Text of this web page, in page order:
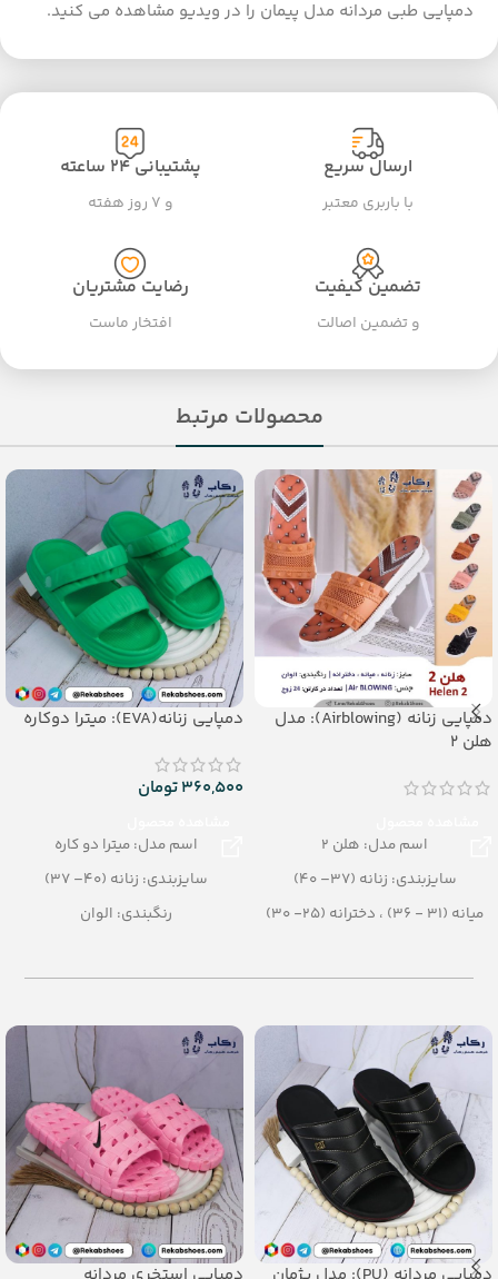
دمپایی طبی مردانه مدل پیمان را در ویدیو مشاهده می کنید.
ارسال سریع
با باربری معتبر
پشتیبانی ۲۴ ساعته
و ۷ روز هفته
تضمین کیفیت
و تضمین اصالت
رضایت مشتریان
افتخار ماست
محصولات مرتبط
دمپایی زنانه (Airblowing): مدل
هلن 2
اسم مدل: هلن 2
سایزبندی: زنانه (37– 40)
میانه (31 - 36) ، دخترانه (25- 30)
تعداد در کارتن: 24 جفت
دمپایی زنانه(EVA): میترا دوکاره
360,500تومان
اسم مدل: میترا دو کاره
سایزبندی: زنانه (40– 37)
رنگبندی: الوان
جنس: EVA